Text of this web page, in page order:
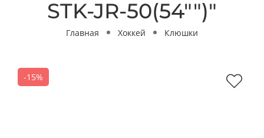
STK-JR-50(54"")"
Главная Хоккей Клюшки
-15%